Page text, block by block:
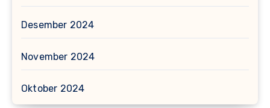
Desember 2024
November 2024
Oktober 2024